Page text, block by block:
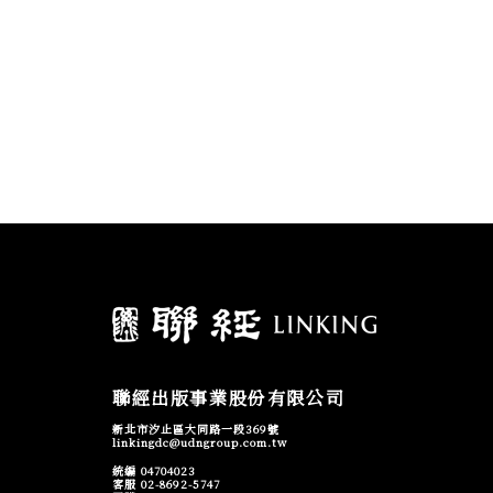
聯經出版事業股份有限公司
新北市汐止區大同路一段369號
linkingdc@udngroup.com.tw
統編 04704023
客服 02-8692-5747